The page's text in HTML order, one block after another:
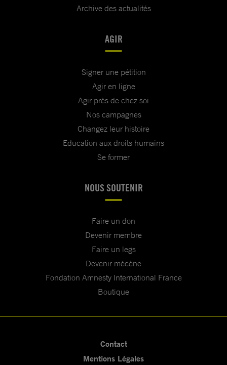
Archive des actualités
AGIR
Signer une pétition
Agir en ligne
Agir près de chez soi
Nos campagnes
Changez leur histoire
Education aux droits humains
Se former
NOUS SOUTENIR
Faire un don
Devenir membre
Faire un legs
Devenir mécène
Fondation Amnesty International France
Boutique
Contact
Mentions Légales